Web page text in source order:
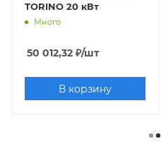
TORINO 20 кВт
Много
50 012,32 ₽/шт
В корзину